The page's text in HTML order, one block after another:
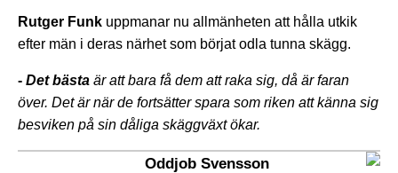
Rutger Funk uppmanar nu allmänheten att hålla utkik
efter män i deras närhet som börjat odla tunna skägg.
- Det bästa är att bara få dem att raka sig, då är faran
över. Det är när de fortsätter spara som riken att känna sig
besviken på sin dåliga skäggväxt ökar.
Oddjob Svensson